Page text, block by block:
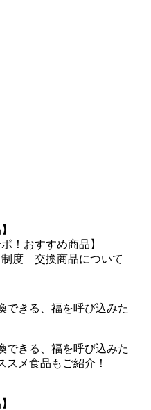
！おすすめ商品】
制度 交換商品について
できる、福を呼び込みた
できる、福を呼び込みた
スメ食品もご紹介！